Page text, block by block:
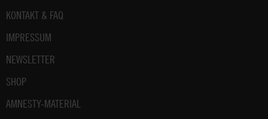
Fußbereich
KONTAKT & FAQ
IMPRESSUM
NEWSLETTER
SHOP
AMNESTY-MATERIAL